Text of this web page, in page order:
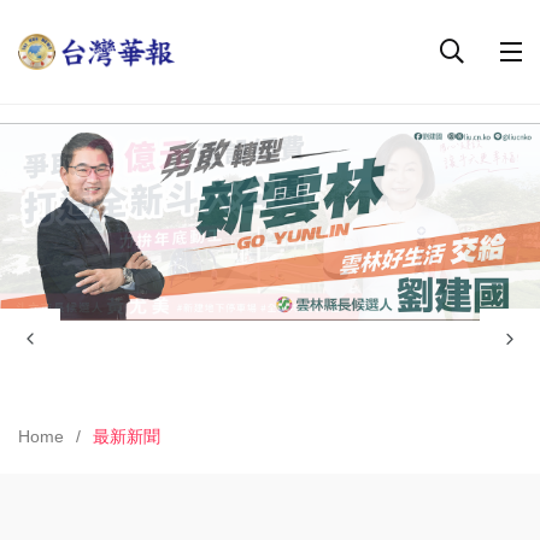
Home 最新新聞